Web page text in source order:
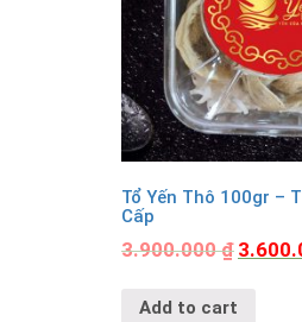
Tổ Yến Thô 100gr –
Cấp
3.900.000₫
Add to cart